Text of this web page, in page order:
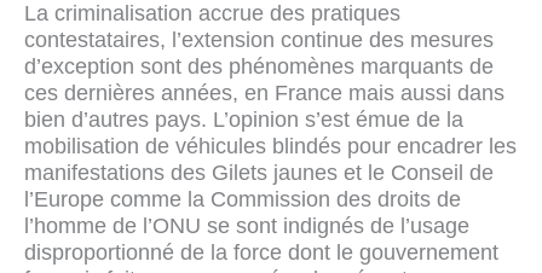
La criminalisation accrue des pratiques
contestataires, l’extension continue des mesures
d’exception sont des phénomènes marquants de
ces dernières années, en France mais aussi dans
bien d’autres pays. L’opinion s’est émue de la
mobilisation de véhicules blindés pour encadrer les
manifestations des Gilets jaunes et le Conseil de
l’Europe comme la Commission des droits de
l’homme de l’ONU se sont indignés de l’usage
disproportionné de la force dont le gouvernement